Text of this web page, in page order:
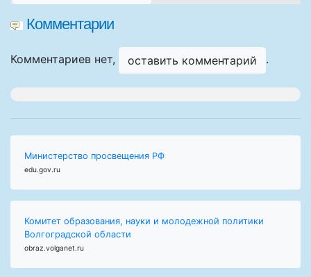
Комментарии
Комментариев нет, оставить комментарий .
Министерство просвещения РФ
edu.gov.ru
Комитет образования, науки и молодежной политики
Волгоградской области
obraz.volganet.ru